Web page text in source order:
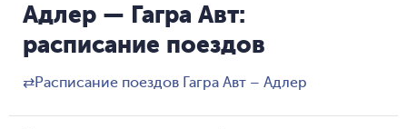
Адлер — Гагра Авт:
расписание поездов
⇄Расписание поездов Гагра Авт – Адлер